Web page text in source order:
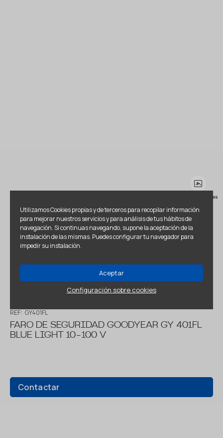
Utilizamos Cookies propias y de terceros para recopilar información
para mejorar nuestros servicios y para análisis de tus hábitos de
navegación. Si continuas navegando, supone la aceptación de la
instalación de las mismas. Puedes configurar tu navegador para
impedir su instalación.
Aceptar
Configuración sobre cookies
REF: GY401FL
FARO DE SEGURIDAD GOODYEAR GY 401FL
BLUE LIGHT 10-100 V
Contactar
Ver más imágenes